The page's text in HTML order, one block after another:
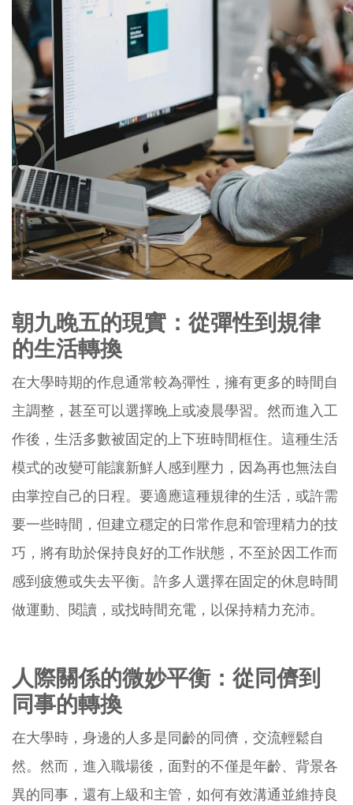
朝九晚五的現實：從彈性到規律
的生活轉換
在大學時期的作息通常較為彈性，擁有更多的時間自
主調整，甚至可以選擇晚上或凌晨學習。然而進入工
作後，生活多數被固定的上下班時間框住。這種生活
模式的改變可能讓新鮮人感到壓力，因為再也無法自
由掌控自己的日程。要適應這種規律的生活，或許需
要一些時間，但建立穩定的日常作息和管理精力的技
巧，將有助於保持良好的工作狀態，不至於因工作而
感到疲憊或失去平衡。許多人選擇在固定的休息時間
做運動、閱讀，或找時間充電，以保持精力充沛。
人際關係的微妙平衡：從同儕到
同事的轉換
在大學時，身邊的人多是同齡的同儕，交流輕鬆自
然。然而，進入職場後，面對的不僅是年齡、背景各
異的同事，還有上級和主管，如何有效溝通並維持良